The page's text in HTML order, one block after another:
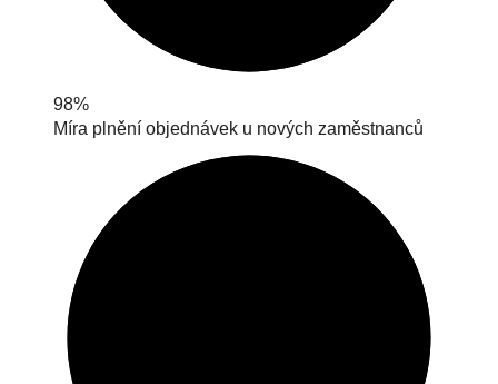
98%
Míra plnění objednávek u nových zaměstnanců